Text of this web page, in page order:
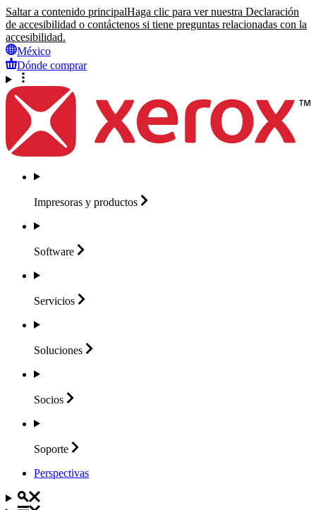
Saltar a contenido principalHaga clic para ver nuestra Declaración
de accesibilidad o contáctenos si tiene preguntas relacionadas con la
accesibilidad.
México
Dónde comprar
Impresoras y productos
Software
Servicios
Soluciones
Socios
Soporte
Perspectivas